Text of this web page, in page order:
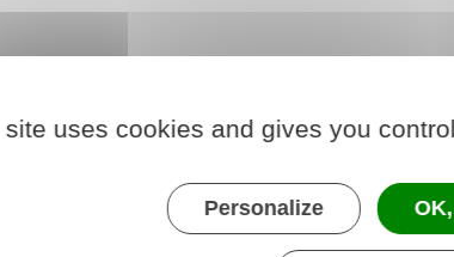
de votre demande.
site uses cookies and gives you
Personalize